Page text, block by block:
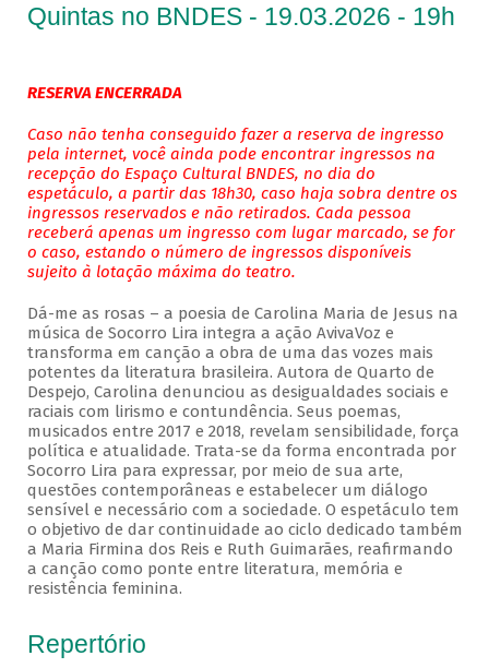
Quintas no BNDES - 19.03.2026 - 19h
RESERVA ENCERRADA
Caso não tenha conseguido fazer a reserva de ingresso
pela internet, você ainda pode encontrar ingressos na
recepção do Espaço Cultural BNDES, no dia do
espetáculo, a partir das 18h30, caso haja sobra dentre os
ingressos reservados e não retirados. Cada pessoa
receberá apenas um ingresso com lugar marcado, se for
o caso, estando o número de ingressos disponíveis
sujeito à lotação máxima do teatro.
Dá-me as rosas – a poesia de Carolina Maria de Jesus na
música de Socorro Lira integra a ação AvivaVoz e
transforma em canção a obra de uma das vozes mais
potentes da literatura brasileira. Autora de Quarto de
Despejo, Carolina denunciou as desigualdades sociais e
raciais com lirismo e contundência. Seus poemas,
musicados entre 2017 e 2018, revelam sensibilidade, força
política e atualidade. Trata-se da forma encontrada por
Socorro Lira para expressar, por meio de sua arte,
questões contemporâneas e estabelecer um diálogo
sensível e necessário com a sociedade. O espetáculo tem
o objetivo de dar continuidade ao ciclo dedicado também
a Maria Firmina dos Reis e Ruth Guimarães, reafirmando
a canção como ponte entre literatura, memória e
resistência feminina.
Repertório